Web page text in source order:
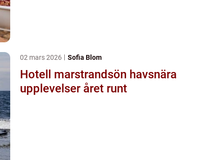
02 mars 2026 Sofia Blom
Hotell marstrandsön havsnära
upplevelser året runt